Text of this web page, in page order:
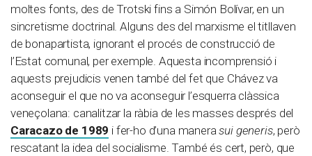
moltes fonts, des de Trotski fins a Simón Bolívar, en un
sincretisme doctrinal. Alguns des del marxisme el titllaven
de bonapartista, ignorant el procés de construcció de
l’Estat comunal, per exemple. Aquesta incomprensió i
aquests prejudicis venen també del fet que Chávez va
aconseguir el que no va aconseguir l’esquerra clàssica
veneçolana: canalitzar la ràbia de les masses després del
Caracazo de 1989 i fer-ho d’una manerasui generis, però
rescatant la idea del socialisme. També és cert, però, que